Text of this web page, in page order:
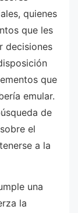
quienes
que les
decisiones
que
emular.
de
el
a la
una
la